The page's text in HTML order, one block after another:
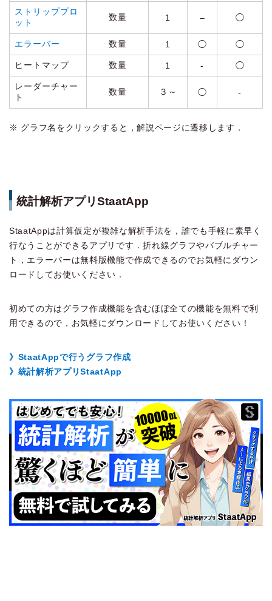
ストリッププロ
ット
数量 1 – ◯
エラーバー 数量 1 ◯ ◯
ヒートマップ 数量 1 ‐ ◯
レーダーチャー
ト
数量 ３～ ◯ ‐
※ グラフ名をクリックすると，解説ページに遷移します．
統計解析アプリStaatApp
StaatAppは計算仮定が複雑な解析手法を，誰でも手軽に素早く
行なうことができるアプリです．折れ線グラフやバブルチャー
ト，エラーバーは無料版機能で作成できるのでお気軽にダウン
ロードしてお使いください．
初めての方はグラフ作成機能を含むほぼ全ての機能を無料で利
用できるので，お気軽にダウンロードしてお使いください！
》StaatAppで行うグラフ作成
》統計解析アプリStaatApp